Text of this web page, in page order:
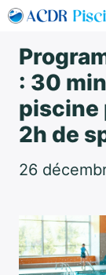
Aller
contenu
: 30
piscine
2h de
26